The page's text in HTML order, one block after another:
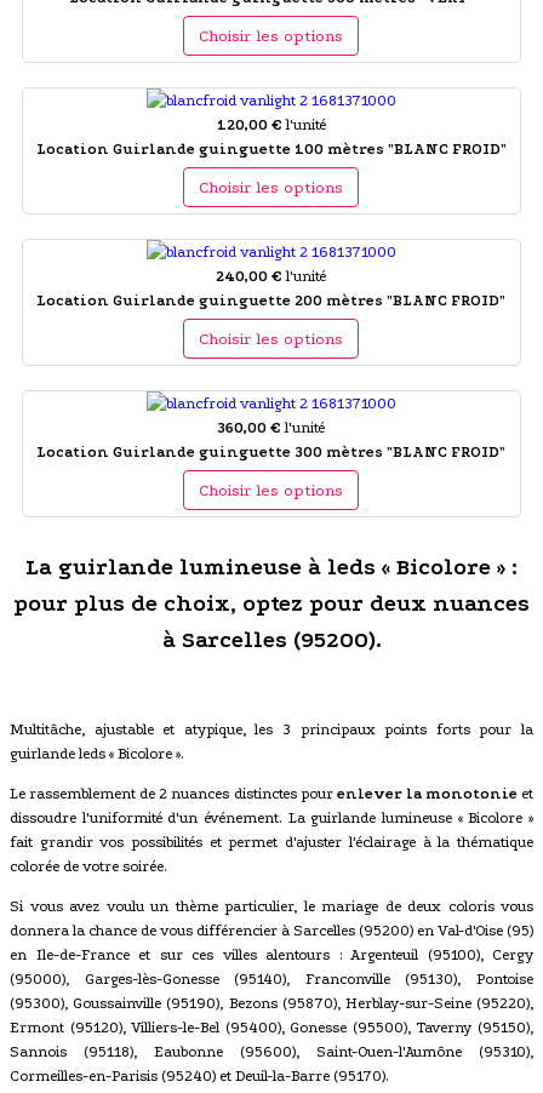
Choisir les options
120,00 € l'unité
Location Guirlande guinguette 100 mètres "BLANC FROID"
Choisir les options
240,00 € l'unité
Location Guirlande guinguette 200 mètres "BLANC FROID"
Choisir les options
360,00 € l'unité
Location Guirlande guinguette 300 mètres "BLANC FROID"
Choisir les options
La guirlande lumineuse à leds « Bicolore » :
pour plus de choix, optez pour deux nuances
à Sarcelles (95200).
Multitâche, ajustable et atypique, les 3 principaux points forts pour la
guirlande leds « Bicolore ».
Le rassemblement de 2 nuances distinctes pour enlever la monotonieet
dissoudre l'uniformité d'un événement. La guirlande lumineuse « Bicolore »
fait grandir vos possibilités et permet d'ajuster l'éclairage à la thématique
colorée de votre soirée.
Si vous avez voulu un thème particulier, le mariage de deux coloris vous
donnera la chance de vous différencier à Sarcelles (95200) en Val-d'Oise (95)
en Ile-de-France et sur ces villes alentours : Argenteuil (95100), Cergy
(95000), Garges-lès-Gonesse (95140), Franconville (95130), Pontoise
(95300), Goussainville (95190), Bezons (95870), Herblay-sur-Seine (95220),
Ermont (95120), Villiers-le-Bel (95400), Gonesse (95500), Taverny (95150),
Sannois (95118), Eaubonne (95600), Saint-Ouen-l'Aumône (95310),
Cormeilles-en-Parisis (95240) et Deuil-la-Barre (95170).